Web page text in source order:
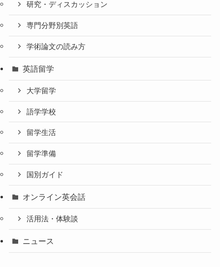
研究・ディスカッション
専門分野別英語
学術論文の読み方
英語留学
大学留学
語学学校
留学生活
留学準備
国別ガイド
オンライン英会話
活用法・体験談
ニュース